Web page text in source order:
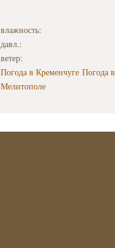
влажность:
давл.:
ветер:
Погода в Кременчуге Погода в
Мелитополе